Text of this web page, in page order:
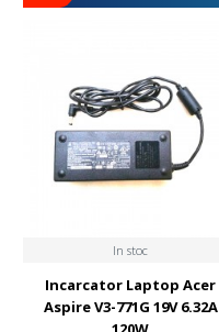
In stoc
Incarcator Laptop Acer
Aspire V3-771G 19V 6.32A